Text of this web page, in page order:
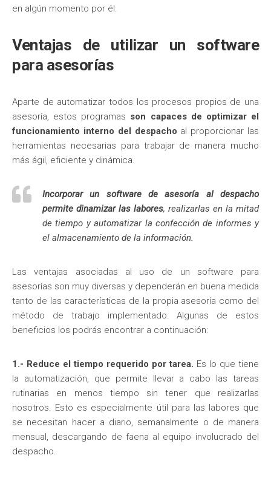
en algún momento por él.
Ventajas de utilizar un software
para asesorías
Aparte de automatizar todos los procesos propios de una
asesoría, estos programas son capaces de optimizar el
funcionamiento interno del despacho al proporcionar las
herramientas necesarias para trabajar de manera mucho
más ágil, eficiente y dinámica.
Incorporar un software de asesoría al despacho
permite dinamizar las labores, realizarlas en la mitad
de tiempo y automatizar la confección de informes y
el almacenamiento de la información.
Las ventajas asociadas al uso de un software para
asesorías son muy diversas y dependerán en buena medida
tanto de las características de la propia asesoría como del
método de trabajo implementado. Algunas de estos
beneficios los podrás encontrar a continuación:
1.- Reduce el tiempo requerido por tarea. Es lo que tiene
la automatización, que permite llevar a cabo las tareas
rutinarias en menos tiempo sin tener que realizarlas
nosotros. Esto es especialmente útil para las labores que
se necesitan hacer a diario, semanalmente o de manera
mensual, descargando de faena al equipo involucrado del
despacho.